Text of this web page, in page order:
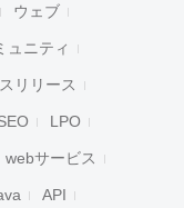
ウェブ
ュニティ
リリース
LPO
webサービス
API